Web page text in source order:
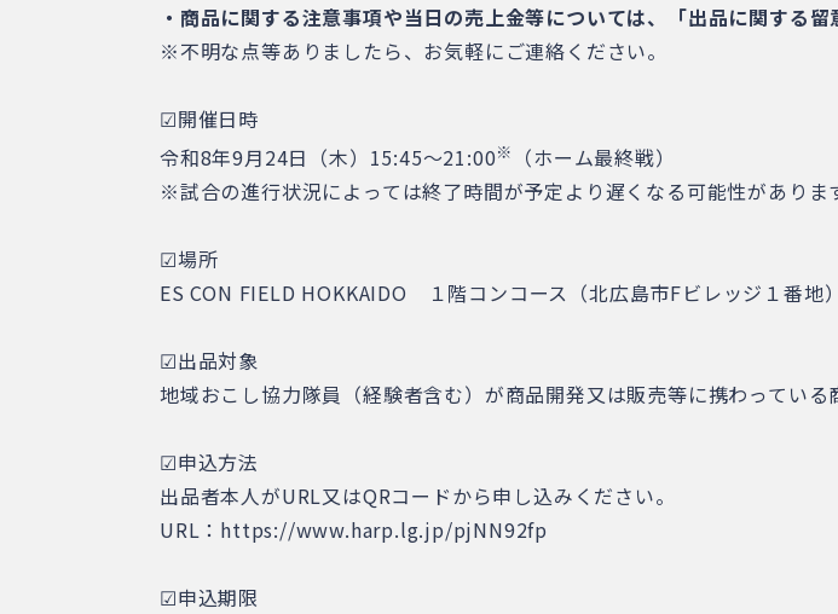
・商品に関する注意事項や当日の売上金等については、「出品に関する留
※不明な点等ありましたら、お気軽にご連絡ください。
☑開催日時
令和8年9月24日（木）15:45～21:00※
（ホーム最終戦）
※試合の進行状況によっては終了時間が予定より遅くなる可能性がありま
☑場所
ES CON FIELD HOKKAIDO １階コンコース（北広島市Fビレッジ１番地）
☑出品対象
地域おこし協力隊員（経験者含む）が商品開発又は販売等に携わっている
☑申込方法
出品者本人がURL又はQRコードから申し込みください。
URL：https://www.harp.lg.jp/pjNN92fp
☑申込期限